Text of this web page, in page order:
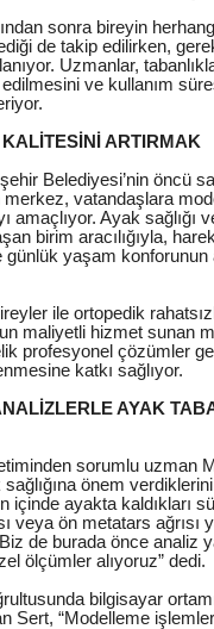
sonra bireyin
de takip edilirken,
Uzmanlar,
ve kullanım
KALİTESİNİ ARTIRMAK
Belediyesi’nin öncü
merkez, vatandaşlara
amaçlıyor. Ayak sağlığı
birim aracılığıyla,
yaşam konforunun
ile ortopedik
maliyetli hizmet sunan
profesyonel çözümler
katkı sağlıyor.
AYAK
sorumlu uzman
önem
içinde ayakta kaldıkları
veya ön metatars ağrısı
de burada önce analiz
ölçümler alıyoruz” dedi.
bilgisayar
Sert, “Modelleme